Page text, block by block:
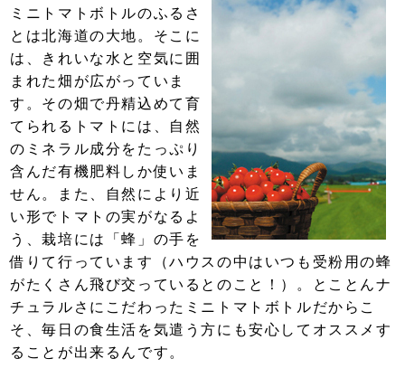
ミニトマトボトルのふるさ
とは北海道の大地。そこに
は、きれいな水と空気に囲
まれた畑が広がっていま
す。その畑で丹精込めて育
てられるトマトには、自然
のミネラル成分をたっぷり
含んだ有機肥料しか使いま
せん。また、自然により近
い形でトマトの実がなるよ
う、栽培には「蜂」の手を
借りて行っています（ハウスの中はいつも受粉用の蜂
がたくさん飛び交っているとのこと！）。とことんナ
チュラルさにこだわったミニトマトボトルだからこ
そ、毎日の食生活を気遣う方にも安心してオススメす
ることが出来るんです。